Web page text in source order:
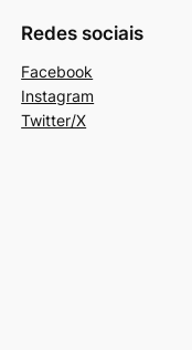
Redes sociais
Facebook
Instagram
Twitter/X